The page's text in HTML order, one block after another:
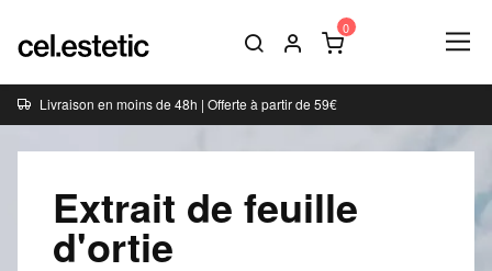
Livraison en moins de 48h | Offerte à partir de 59€
Extrait de feuille
d'ortie